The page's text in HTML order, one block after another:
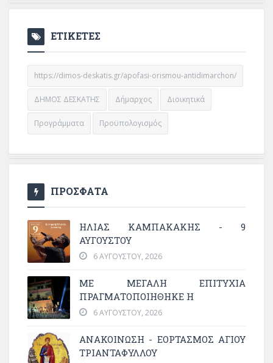
ΕΤΙΚΕΤΕΣ
https://dimos-deskatis.gr/apofasi-orismou-antidimarchon/
ΔΗΜΟΣ ΔΕΣΚΑΤΗΣ Δήμαρχος Διοικητικά
Προγράμματα Προϋπολογισμός
ΠΡΟΣΦΑΤΑ
ΗΛΙΑΣ ΚΑΜΠΑΚΑΚΗΣ - 9
ΑΥΓΟΥΣΤΟΥ
6 ΑΥΓΟΎΣΤΟΥ, 2026
ΜΕ ΜΕΓΆΛΗ ΕΠΙΤΥΧΊΑ
ΠΡΑΓΜΑΤΟΠΟΙΉΘΗΚΕ Η
6 ΑΥΓΟΎΣΤΟΥ, 2026
ΑΝΑΚΟΙΝΩΣΗ - ΕΟΡΤΑΣΜΟΣ ΑΓΙΟΥ
ΤΡΙΑΝΤΑΦΥΛΛΟΥ